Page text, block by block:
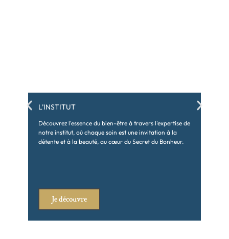
L’INSTITUT
Découvrez l'essence du bien-être à travers l'expertise de
notre institut, où chaque soin est une invitation à la
détente et à la beauté, au cœur du Secret du Bonheur.
Je découvre